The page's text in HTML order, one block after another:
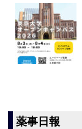
薬事日報